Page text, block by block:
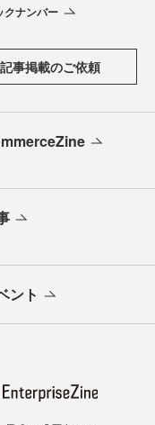
クナンバー
記事掲載のご依頼
ント